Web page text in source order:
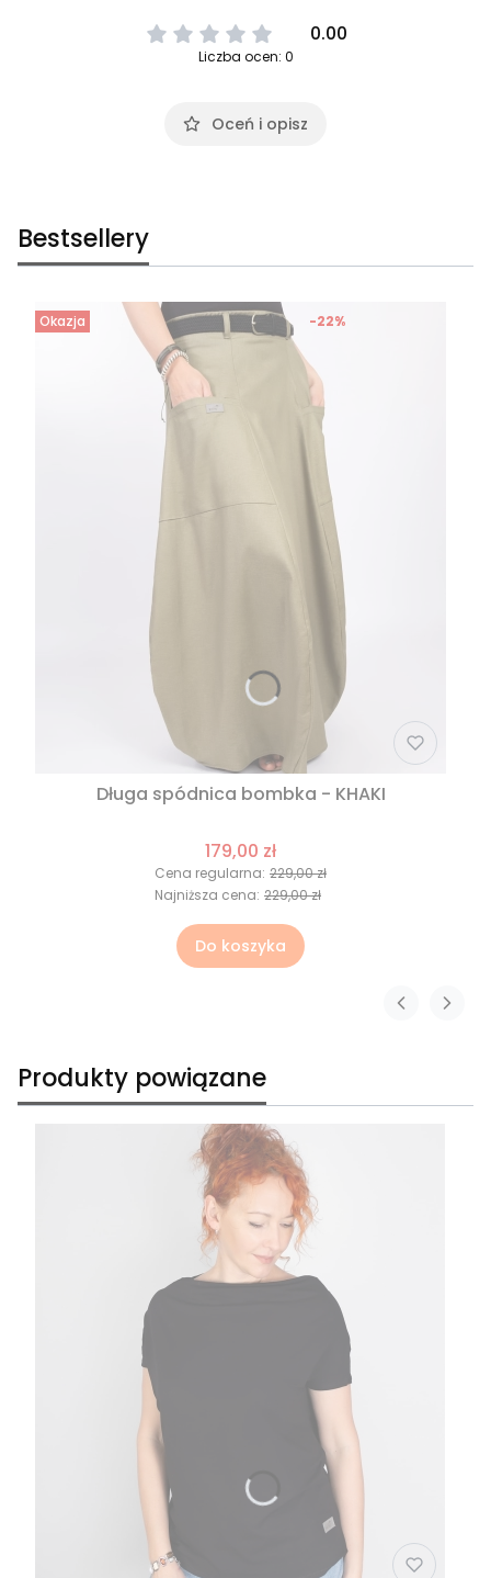
0.00
Liczba ocen: 0
Oceń i opisz
Bestsellery
Okazja
Długa spódnica bombka - KHAKI
179,00 zł
Cena regularna: 229,00 zł
-22%
Najniższa cena: 229,00 zł
Do koszyka
Produkty powiązane